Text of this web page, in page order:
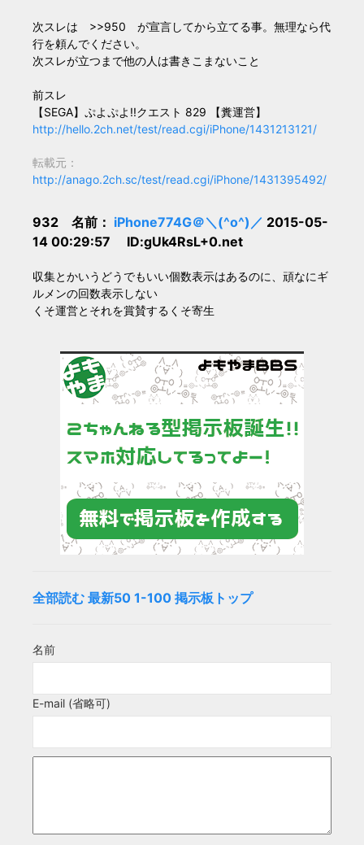
次スレは >>950 が宣言してから立てる事。無理なら代
行を頼んでください。
次スレが立つまで他の人は書きこまないこと
前スレ
【SEGA】ぷよぷよ!!クエスト 829 【糞運営】
http://hello.2ch.net/test/read.cgi/iPhone/1431213121/
転載元：
http://anago.2ch.sc/test/read.cgi/iPhone/1431395492/
932 名前： iPhone774G＠＼(^o^)／ 2015-05-
14 00:29:57 ID:gUk4RsL+0.net
収集とかいうどうでもいい個数表示はあるのに、頑なにギ
ルメンの回数表示しない
くそ運営とそれを賞賛するくそ寄生
全部読む 最新50 1-100 掲示板トップ
名前
E-mail (省略可)